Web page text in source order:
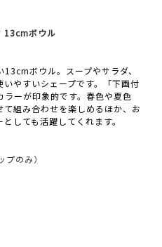
13cmボウル
ボウル。スープやサラダ、
やすいシェープです。「下画付
ーが印象的です。春色や夏色
組み合わせを楽しめるほか、お
しても活躍してくれます。
のみ）